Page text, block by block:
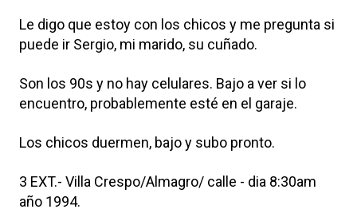
Le digo que estoy con los chicos y me pregunta si
puede ir Sergio, mi marido, su cuñado.
Son los 90s y no hay celulares. Bajo a ver si lo
encuentro, probablemente esté en el garaje.
Los chicos duermen, bajo y subo pronto.
3 EXT.- Villa Crespo/Almagro/ calle - dia 8:30am
año 1994.